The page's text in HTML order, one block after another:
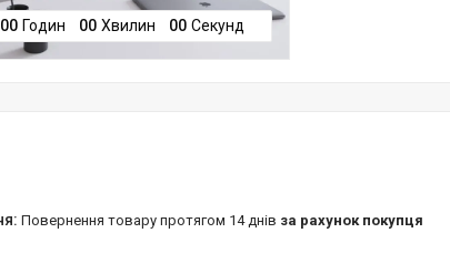
00 Годин 00 Хвилин 00 Секунд
повернення товару протягом 14 днів за рахунок покупця